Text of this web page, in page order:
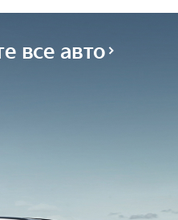
все авто